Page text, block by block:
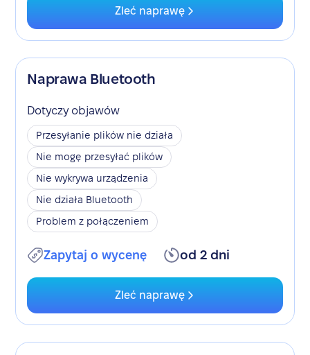
Zleć naprawę
Naprawa Bluetooth
Dotyczy objawów
Przesyłanie plików nie działa
Nie mogę przesyłać plików
Nie wykrywa urządzenia
Nie działa Bluetooth
Problem z połączeniem
Zapytaj o wycenę od 2 dni
Zleć naprawę